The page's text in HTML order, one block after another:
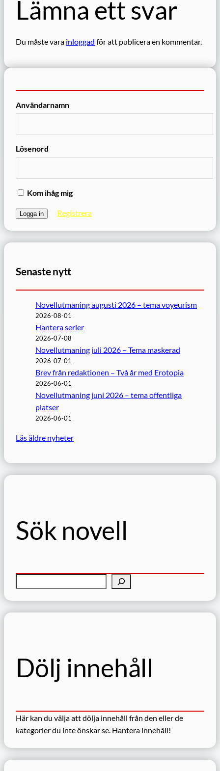
Lämna ett svar
Du måste vara inloggad för att publicera en kommentar.
Användarnamn
Lösenord
Kom ihåg mig
Registrera
Senaste nytt
Novellutmaning augusti 2026 – tema voyeurism
2026-08-01
Hantera serier
2026-07-08
Novellutmaning juli 2026 – Tema maskerad
2026-07-01
Brev från redaktionen – Två år med Erotopia
2026-06-01
Novellutmaning juni 2026 – tema offentliga
platser
2026-06-01
Läs äldre nyheter
Sök novell
Dölj innehåll
Här kan du välja att dölja innehåll från den eller de
kategorier du inte önskar se. Hantera innehåll!